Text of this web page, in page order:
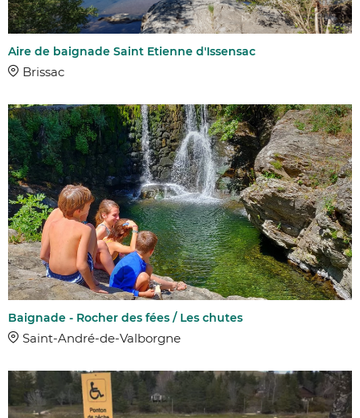
Aire de baignade Saint Etienne d'Issensac
Brissac
Baignade - Rocher des fées / Les chutes
Saint-André-de-Valborgne